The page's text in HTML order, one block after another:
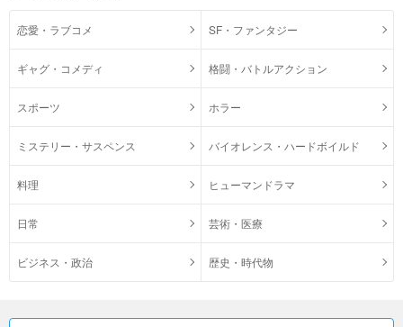
恋愛・ラブコメ SF・ファンタジー
ギャグ・コメディ 格闘・バトルアクション
スポーツ ホラー
ミステリー・サスペンス バイオレンス・ハードボイルド
料理 ヒューマンドラマ
日常 芸術・医療
ビジネス・政治 歴史・時代物